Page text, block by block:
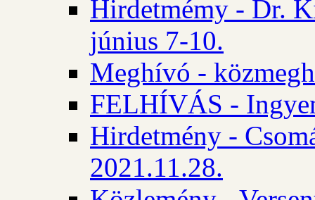
Hirdetmémy - Dr.
június 7-10.
Meghívó -
FELHÍVÁS -
Hirdetmény -
2021.11.28.